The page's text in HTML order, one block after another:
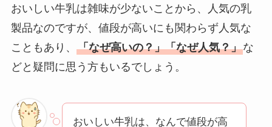
想夫恋はなぜ高い？
人気の理由と安く買
える方法も解説！
アレクサンドルドゥ
ぜ人気？安く買える
方法も解説！
おいしい牛乳は雑味が少ないことから、人気の乳
製品なのですが、値段が高いにも関わらず人気な
こともあり、 「なぜ高いの？」「なぜ人気？」な
どと疑問に思う方もいるでしょう。
おいしい牛乳は、なんで値段が高